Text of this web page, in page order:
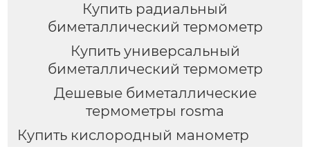
Купить радиальный
биметаллический термометр
Купить универсальный
биметаллический термометр
Дешевые биметаллические
термометры rosma
Купить кислородный манометр